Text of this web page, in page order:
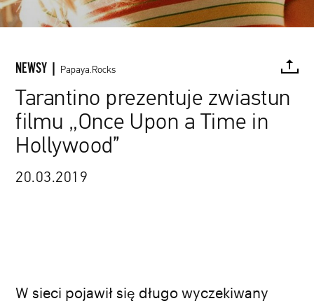
NEWSY | Papaya.Rocks
Tarantino prezentuje zwiastun
filmu „Once Upon a Time in
Hollywood”
20.03.2019
W sieci pojawił się długo wyczekiwany